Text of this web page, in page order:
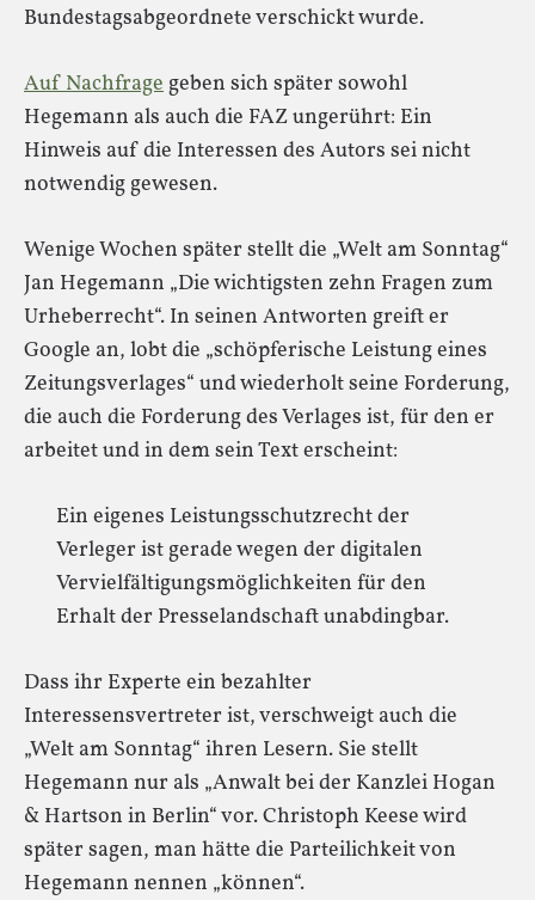
Bundestagsabgeordnete verschickt wurde.
Auf Nachfrage geben sich später sowohl
Hegemann als auch die FAZ ungerührt: Ein
Hinweis auf die Interessen des Autors sei nicht
notwendig gewesen.
Wenige Wochen später stellt die „Welt am Sonntag“
Jan Hegemann „Die wichtigsten zehn Fragen zum
Urheberrecht“. In seinen Antworten greift er
Google an, lobt die „schöpferische Leistung eines
Zeitungsverlages“ und wiederholt seine Forderung,
die auch die Forderung des Verlages ist, für den er
arbeitet und in dem sein Text erscheint:
Ein eigenes Leistungsschutzrecht der
Verleger ist gerade wegen der digitalen
Vervielfältigungsmöglichkeiten für den
Erhalt der Presselandschaft unabdingbar.
Dass ihr Experte ein bezahlter
Interessensvertreter ist, verschweigt auch die
„Welt am Sonntag“ ihren Lesern. Sie stellt
Hegemann nur als „Anwalt bei der Kanzlei Hogan
& Hartson in Berlin“ vor. Christoph Keese wird
später sagen, man hätte die Parteilichkeit von
Hegemann nennen „können“.